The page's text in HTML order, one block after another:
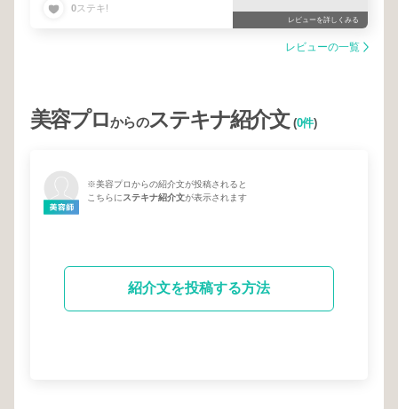
0ステキ!
レビューを詳しくみる
レビューの一覧
美容プロからのステキナ紹介文(0件)
※美容プロからの紹介文が投稿されると
こちらにステキナ紹介文が表示されます
紹介文を投稿する方法